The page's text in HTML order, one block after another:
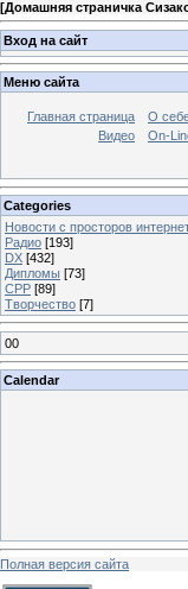
[Домашняя страничка
Вход на сайт
Меню сайта
Главная страница О
Видео
On-
Categories
Новости с просторов
Радио [193]
DX [432]
Дипломы [73]
СРР [89]
Творчество [7]
00
Calendar
Полная версия сайта